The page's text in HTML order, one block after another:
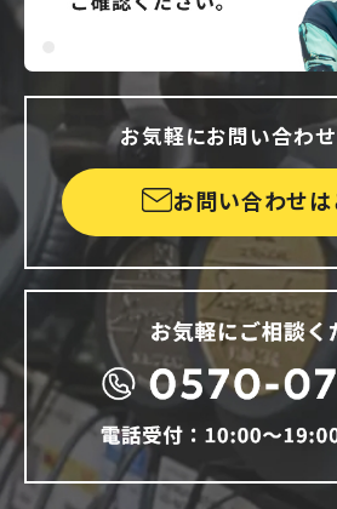
お気軽にお問い合わ
お問い合わせ